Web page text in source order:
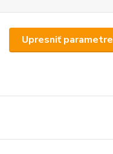
Upresniť parametre